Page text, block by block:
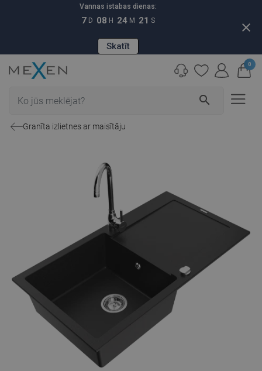
Vannas istabas dienas:
7 D 08 H 24 M 20 S
Skatīt
close
search
0
Granīta izlietnes ar maisītāju